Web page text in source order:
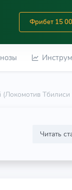
Фрибет 15
Читать